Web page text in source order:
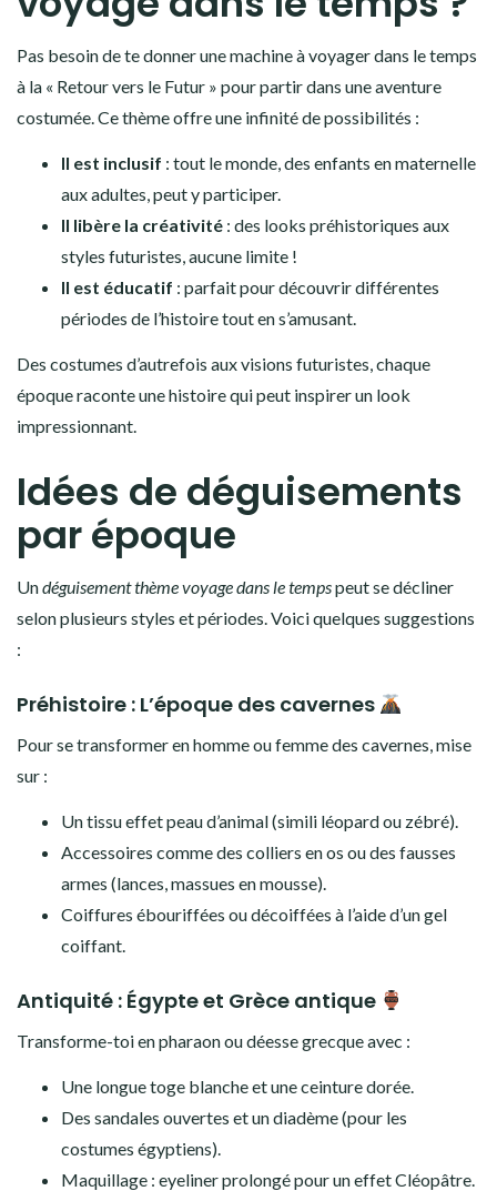
Pas besoin de te donner une machine à voyager dans le temps
à la « Retour vers le Futur » pour partir dans une aventure
costumée. Ce thème offre une infinité de possibilités :
Il est inclusif : tout le monde, des enfants en maternelle
aux adultes, peut y participer.
Il libère la créativité : des looks préhistoriques aux
styles futuristes, aucune limite !
Il est éducatif : parfait pour découvrir différentes
périodes de l’histoire tout en s’amusant.
Des costumes d’autrefois aux visions futuristes, chaque
époque raconte une histoire qui peut inspirer un look
impressionnant.
Idées de déguisements
par époque
Undéguisement thème voyage dans le tempspeut se décliner
selon plusieurs styles et périodes. Voici quelques suggestions
:
Préhistoire : L’époque des cavernes
Pour se transformer en homme ou femme des cavernes, mise
sur :
Un tissu effet peau d’animal (simili léopard ou zébré).
Accessoires comme des colliers en os ou des fausses
armes (lances, massues en mousse).
Coiffures ébouriffées ou décoiffées à l’aide d’un gel
coiffant.
Antiquité : Égypte et Grèce antique
Transforme-toi en pharaon ou déesse grecque avec :
Une longue toge blanche et une ceinture dorée.
Des sandales ouvertes et un diadème (pour les
costumes égyptiens).
Maquillage : eyeliner prolongé pour un effet Cléopâtre.